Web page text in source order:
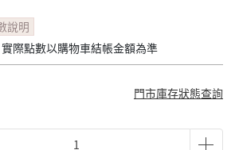
說明
際點數以購物車結帳金額為準
門市庫存狀態查詢